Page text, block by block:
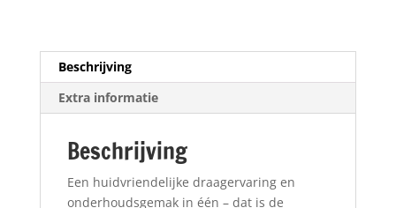
Beschrijving
Extra informatie
Beschrijving
Een huidvriendelijke draagervaring en
onderhoudsgemak in één – dat is de